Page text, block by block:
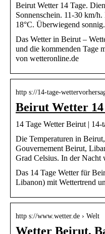
Beirut Wetter 14 Tage.
Sonnenschein. 11-30 km/
18°C. Überwiegend
Das Wetter in Beirut –
und die kommenden Tage
von wetteronline.de
http s://14-tage-
Beirut Wetter 14
14 Tage Wetter Beirut | 14-
Die Temperaturen in
Gouvernement Beirut,
Grad Celsius. In der
Das 14 Tage Wetter für
Libanon) mit Wettertrend
http s://www.wetter.de › Welt
Wetter Beirut,